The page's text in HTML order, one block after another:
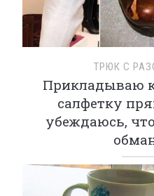
ТРЮК С
Прикладываю
салфетку
убеждаюсь,